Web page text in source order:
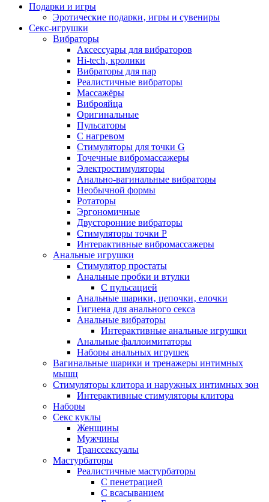
Подарки и игры
Эротические подарки‚ игры и сувениры
Секс-игрушки
Вибраторы
Аксессуары для вибраторов
Hi-tech‚ кролики
Вибраторы для пар
Реалистичные вибраторы
Массажёры
Виброяйца
Оригинальные
Пульсаторы
С нагревом
Стимуляторы для точки G
Точечные вибромассажеры
Электростимуляторы
Анально-вагинальные вибраторы
Необычной формы
Ротаторы
Эргономичные
Двусторонние вибраторы
Стимуляторы точки P
Интерактивные вибромассажеры
Анальные игрушки
Стимулятор простаты
Анальные пробки и втулки
С пульсацией
Анальные шарики‚ цепочки‚ елочки
Гигиена для анального секса
Анальные вибраторы
Интерактивные анальные игрушки
Анальные фаллоимитаторы
Наборы анальных игрушек
Вагинальные шарики и тренажеры интимных
мышц
Стимуляторы клитора и наружных интимных зон
Интерактивные стимуляторы клитора
Наборы
Секс куклы
Женщины
Мужчины
Транссексуалы
Мастурбаторы
Реалистичные мастурбаторы
С пенетрацией
С всасыванием